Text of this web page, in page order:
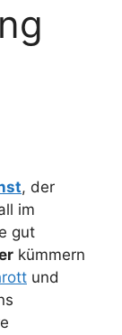
, der
im
gut
kümmern
und